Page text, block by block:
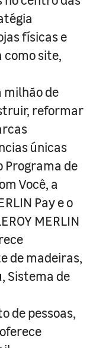
físicas e
como site,
milhão de
reformar
únicas
Programa de
Você, a
Pay e o
MERLIN
de madeiras,
Sistema de
de pessoas,